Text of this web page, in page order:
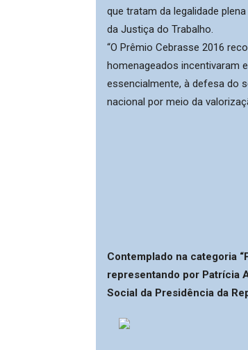
que tratam da legalidade
da Justiça do Trabalho.
“O Prêmio Cebrasse 2016
homenageados incentivaram
essencialmente, à defesa do
nacional por meio da
Contemplado na categoria
representando por Patrícia
Social da Presidência da